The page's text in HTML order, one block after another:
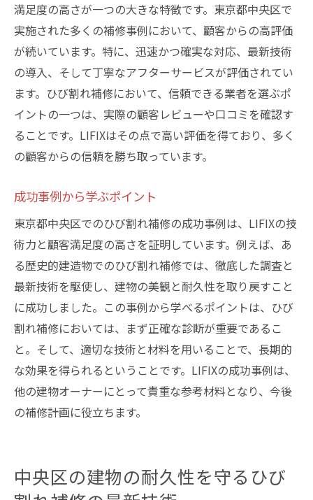
満足度の高さが一つの大きな特徴です。東京都中央区で
実施された多くの補修事例において、顧客からの高評価
が続いています。特に、迅速かつ確実な対応、最新技術
の導入、そして丁寧なアフターサービスが評価されてい
ます。ひび割れ補修において、信頼できる業者を選ぶポ
イントの一つは、実際の顧客レビューや口コミを確認す
ることです。LIFIXはその点で高い評価を得ており、多く
の顧客からの信頼を勝ち取っています。
成功事例から学ぶポイント
東京都中央区でのひび割れ補修の成功事例は、LIFIXの技
術力と顧客満足度の高さを証明しています。例えば、あ
る歴史的建造物でのひび割れ補修では、徹底した調査と
最新技術を駆使し、建物の美観と耐久性を取り戻すこと
に成功しました。この事例から学べるポイントは、ひび
割れ補修においては、まず正確な診断が重要であるこ
と。そして、適切な技術と材料を用いることで、長期的
な効果を得られるということです。LIFIXの成功事例は、
他の建物オーナーにとって貴重な参考材料となり、今後
の補修計画に役立ちます。
中央区の建物の耐久性を守るひび